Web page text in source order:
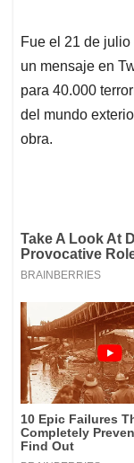
Fue el 21 de
un mensaje en
para 40.000
del mundo
obra.